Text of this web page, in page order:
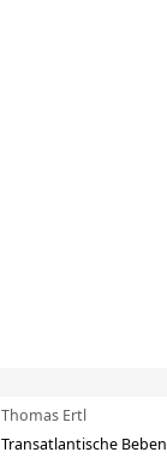
Thomas Ertl
Transatlantische Beben